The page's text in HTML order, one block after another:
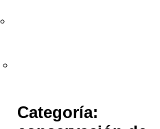
Categoría: